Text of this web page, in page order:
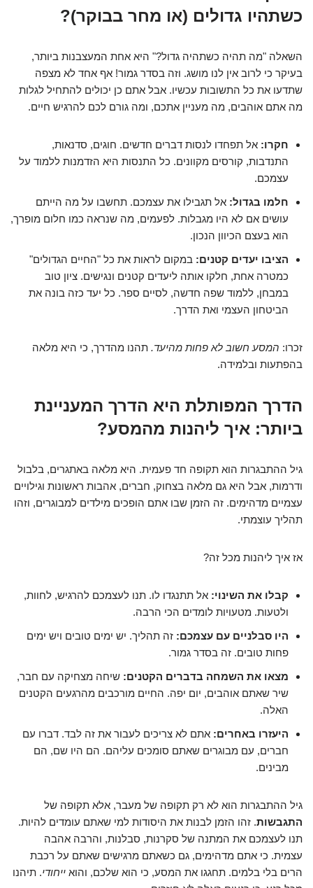
כשתהיו גדולים (או מחר בבוקר)?
השאלה "מה תהיה כשתהיה גדול?" היא אחת המעצבנות ביותר,
בעיקר כי לרוב אין לנו מושג. וזה בסדר גמור! אף אחד לא מצפה
שתדעו את כל התשובות עכשיו. אבל אתם כן יכולים להתחיל לגלות
מה אתם אוהבים, מה מעניין אתכם, ומה גורם לכם להרגיש חיים.
חקרו: אל תפחדו לנסות דברים חדשים. חוגים, סדנאות,
התנדבות, קורסים מקוונים. כל התנסות היא הזדמנות ללמוד על
עצמכם.
חלמו בגדול: אל תגבילו את עצמכם. תחשבו על מה הייתם
עושים אם לא היו מגבלות. לפעמים, מה שנראה כמו חלום מופרך,
הוא בעצם הכיוון הנכון.
הציבו יעדים קטנים: במקום לראות את כל "החיים הגדולים"
כמטרה אחת, חלקו אותה ליעדים קטנים ונגישים. ציון טוב
במבחן, ללמוד שפה חדשה, לסיים ספר. כל יעד כזה בונה את
הביטחון העצמי ואת הדרך.
זכרו: המסע חשוב לא פחות מהיעד. תהנו מהדרך, כי היא מלאה
בהפתעות ובלמידה.
הדרך המפותלת היא הדרך המעניינת
ביותר: איך ליהנות מהמסע?
גיל ההתבגרות הוא תקופה חד פעמית. היא מלאה באתגרים, בלבול
ודרמות, אבל היא גם מלאה בצחוק, חברים, אהבות ראשונות וגילויים
עצמיים מדהימים. זה הזמן שבו אתם הופכים מילדים למבוגרים, וזהו
תהליך עוצמתי.
אז איך ליהנות מכל זה?
קבלו את השינוי: אל תתנגדו לו. תנו לעצמכם להרגיש, לחוות,
ולטעות. מטעויות לומדים הכי הרבה.
היו סבלניים עם עצמכם: זה תהליך. יש ימים טובים ויש ימים
פחות טובים. זה בסדר גמור.
מצאו את השמחה בדברים הקטנים: שיחה מצחיקה עם חבר,
שיר שאתם אוהבים, יום יפה. החיים מורכבים מהרגעים הקטנים
האלה.
היעזרו באחרים: אתם לא צריכים לעבור את זה לבד. דברו עם
חברים, עם מבוגרים שאתם סומכים עליהם. הם היו שם, הם
מבינים.
גיל ההתבגרות הוא לא רק תקופה של מעבר, אלא תקופה של
התגבשות. זהו הזמן לבנות את היסודות למי שאתם עומדים להיות.
תנו לעצמכם את המתנה של סקרנות, סבלנות, והרבה אהבה
עצמית. כי אתם מדהימים, גם כשאתם מרגישים שאתם על רכבת
הרים בלי בלמים. תחגגו את המסע, כי הוא שלכם, והוא ייחודי. תיהנו